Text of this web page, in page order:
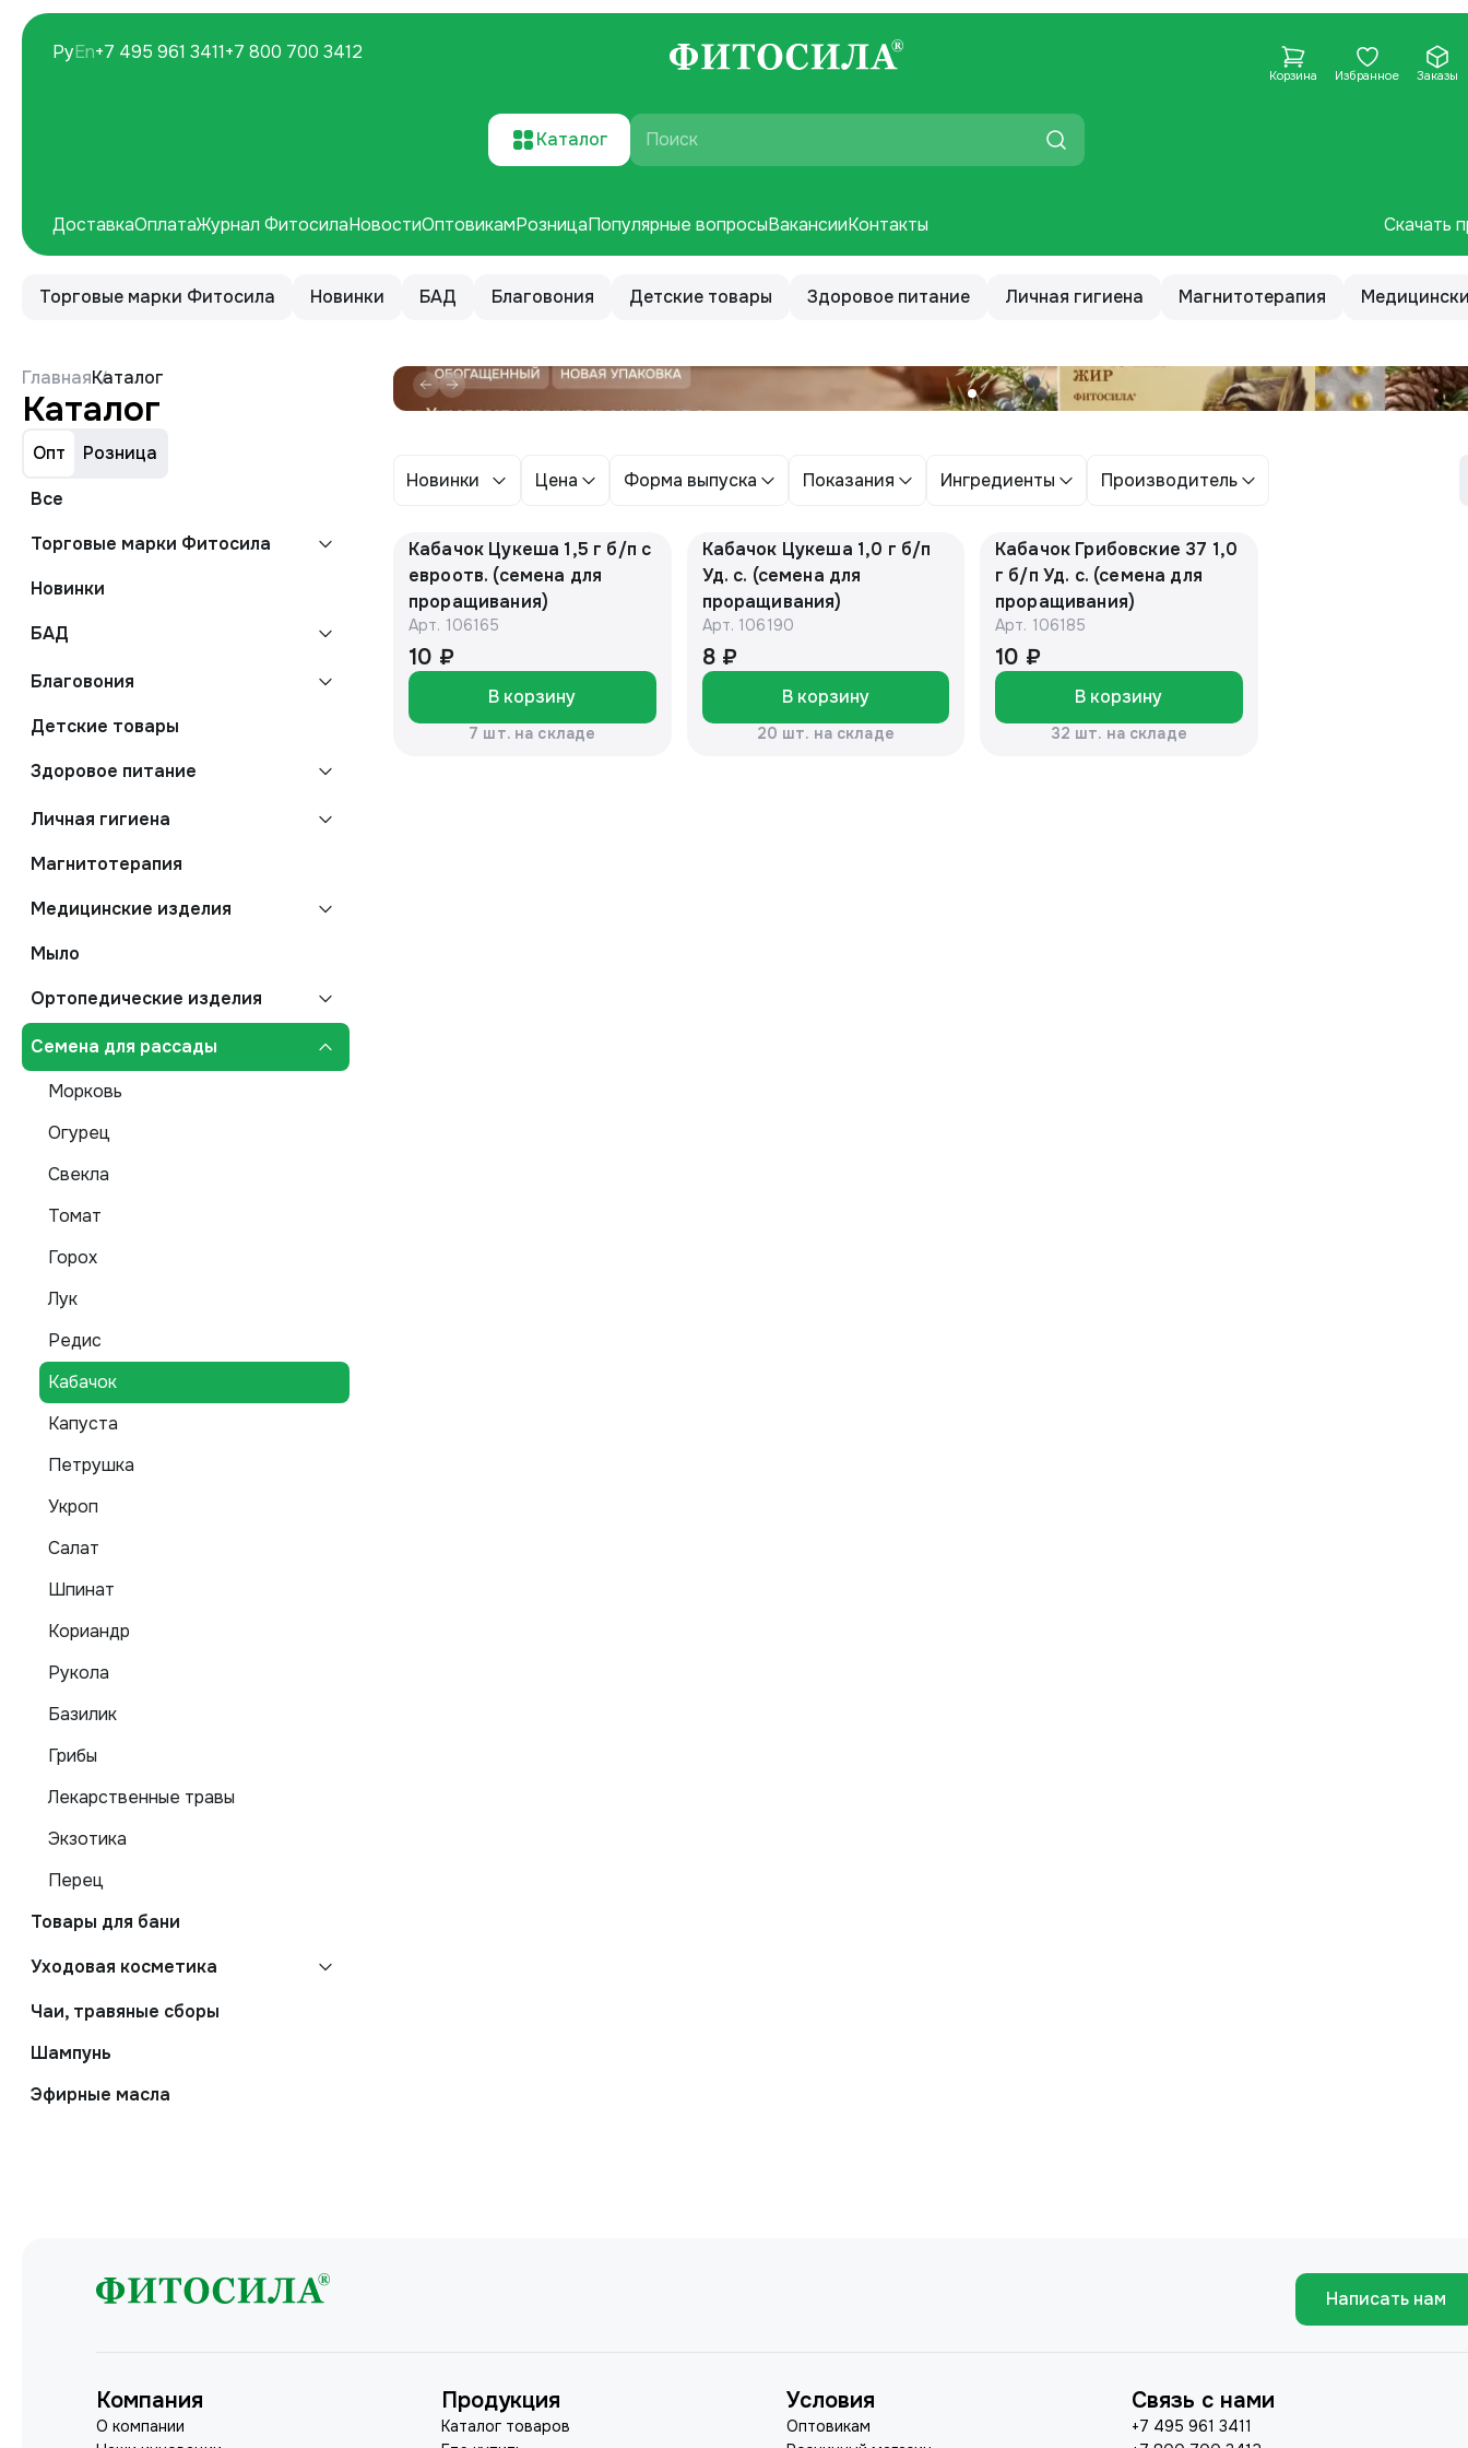
Корзина Избранное Заказы
Скачать
ДоставкаОплатаЖурнал ФитосилаНовостиОптовикамРозницаПопулярные вопросыВакансииКонтакты
РуEn+7 495 961 3411+7 800 700 3412
Каталог Поиск
Торговые марки Фитосила Новинки БАД Благовония Детские товары Здоровое питание Личная гигиена Магнитотерапия
ГлавнаяКаталог
Каталог
Опт
Розница
Все
Торговые марки Фитосила
Новинки
БАД
Благовония
Детские товары
Здоровое питание
Личная гигиена
Магнитотерапия
Медицинские изделия
Мыло
Ортопедические изделия
Семена для рассады
Морковь
Огурец
Свекла
Томат
Горох
Лук
Редис
Кабачок
Капуста
Петрушка
Укроп
Салат
Шпинат
Кориандр
Рукола
Базилик
Грибы
Лекарственные травы
Экзотика
Перец
Товары для бани
Уходовая косметика
Чаи, травяные сборы
Шампунь
Эфирные масла
Новинки Цена Форма выпуска Показания Ингредиенты Производитель
Кабачок Цукеша 1,5 г б/п с
евроотв. (семена для
проращивания)
Арт. 106165
10 ₽
В корзину
7 шт. на складе
Кабачок Цукеша 1,0 г б/п
Уд. с. (семена для
проращивания)
Арт. 106190
8 ₽
В корзину
20 шт. на складе
Кабачок Грибовские 37 1,0
г б/п Уд. с. (семена для
проращивания)
Арт. 106185
10 ₽
В корзину
32 шт. на складе
Написать нам
Компания
О компании
Продукция
Каталог товаров
Условия
Оптовикам
Связь с нами
+7 495 961 3411